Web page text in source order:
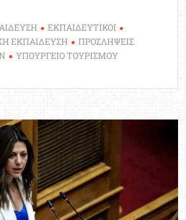
ΕΚΠΑΙΔΕΥΤΙΚΟΙ
ΕΚΠΑΙΔΕΥΣΗ
ΠΡΟΣΛΗΨΕΙΣ
ΥΠΟΥΡΓΕΙΟ ΤΟΥΡΙΣΜΟΥ